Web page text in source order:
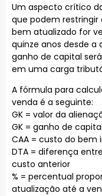
Um aspecto crítico
que podem restringir
bem atualizado for
quinze anos desde a
ganho de capital
em uma carga
A fórmula para
venda é a seguinte:
GK = valor da
GK = ganho de capital
CAA = custo do bem
DTA = diferença
custo anterior
% = percentual
atualização até a